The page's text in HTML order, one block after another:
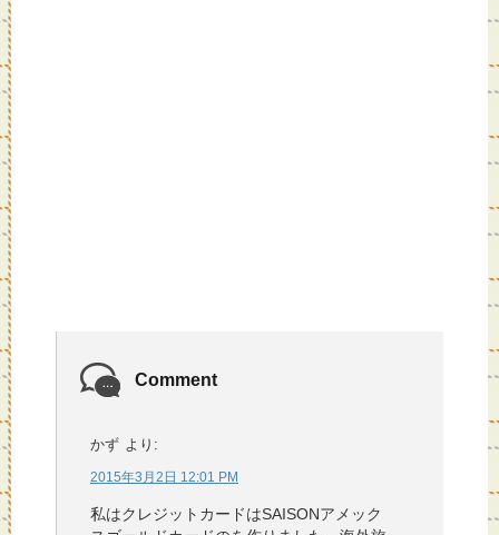
Comment
かず より:
2015年3月2日 12:01 PM
私はクレジットカードはSAISONアメック